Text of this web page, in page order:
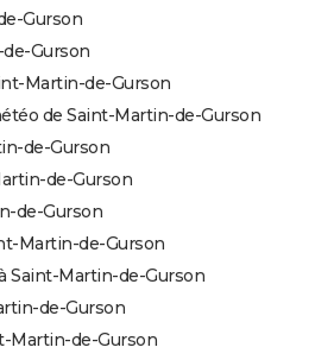
Gurson
Gurson
Martin-de-Gurson
de Saint-Martin-de-Gurson
de-Gurson
de-Gurson
de-Gurson
Martin-de-Gurson
Saint-Martin-de-Gurson
de-Gurson
Martin-de-Gurson